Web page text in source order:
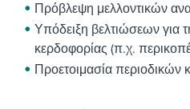
Πρόβλεψη μελλοντικών
Υπόδειξη βελτιώσεων για
κερδοφορίας (π.χ.
Προετοιμασία περιοδικών